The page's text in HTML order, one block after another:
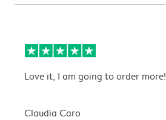
Love it, I am going to order more!
Claudia Caro